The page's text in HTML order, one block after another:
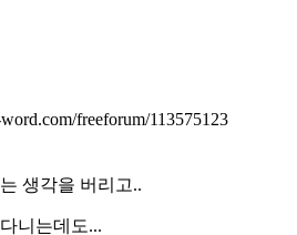
freeforum/113575123
생각을 버리고..
니는데도...